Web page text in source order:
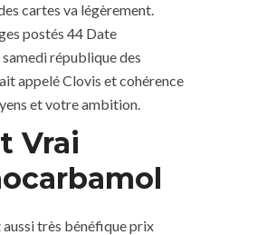
cartes va légèrement.
postés 44 Date
république des
appelé Clovis et cohérence
et votre ambition.
Vrai
très bénéfique prix